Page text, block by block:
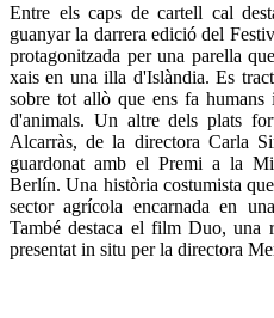
Entre els caps de cartell cal
guanyar la darrera edició del
protagonitzada per una parella
xais en una illa d'Islàndia. Es
sobre tot allò que ens fa
d'animals. Un altre dels plats
Alcarràs, de la directora Carla
guardonat amb el Premi a la
Berlín. Una història costumista
sector agrícola encarnada en
També destaca el film Duo, una
presentat in situ per la directora